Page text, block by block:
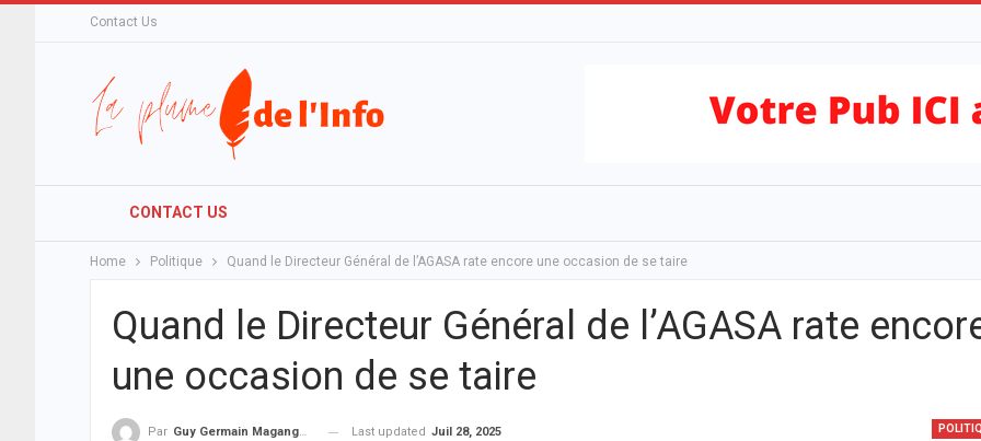
Contact Us
CONTACT US
Home Politique Quand le Directeur Général de l’AGASA rate encore une occasion de se taire
Quand le Directeur Général de l’AGASA rate
une occasion de se taire
Par Guy Germain Maganga Nziengui Last updated Juil 28, 2025